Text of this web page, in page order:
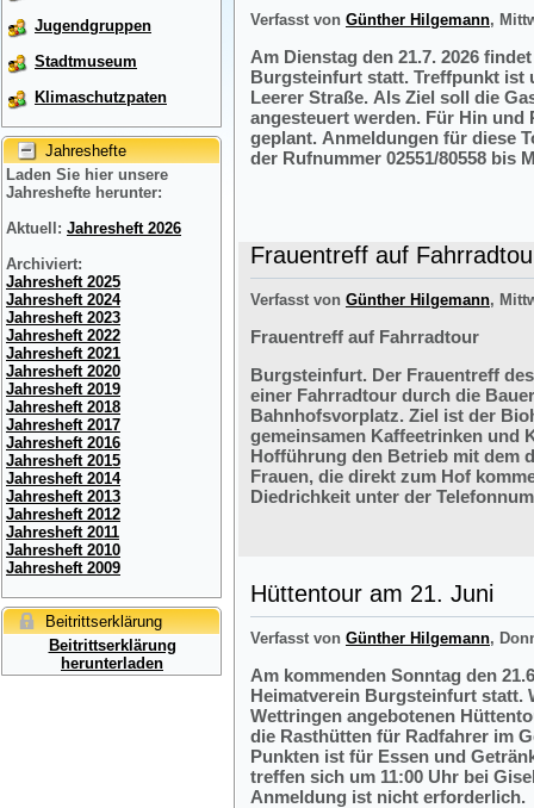
Jugendgruppen
Stadtmuseum
Klimaschutzpaten
Jahreshefte
Laden Sie hier unsere
Jahreshefte herunter:
Aktuell: Jahresheft 2026
Archiviert:
Jahresheft 2025
Jahresheft 2024
Jahresheft 2023
Jahresheft 2022
Jahresheft 2021
Jahresheft 2020
Jahresheft 2019
Jahresheft 2018
Jahresheft 2017
Jahresheft 2016
Jahresheft 2015
Jahresheft 2014
Jahresheft 2013
Jahresheft 2012
Jahresheft 2011
Jahresheft 2010
Jahresheft 2009
Beitrittserklärung
Beitrittserklärung
herunterladen
Verfasst von Günther Hilgemann,
Am Dienstag den 21.7. 2026
Burgsteinfurt statt. Treffpunkt ist
Leerer Straße. Als Ziel soll die
angesteuert werden. Für Hin und
geplant. Anmeldungen für diese
der Rufnummer 02551/80558 bis
Frauentreff auf
Verfasst von Günther Hilgemann,
Frauentreff auf Fahrradtour
Burgsteinfurt. Der Frauentreff
einer Fahrradtour durch die
Bahnhofsvorplatz. Ziel ist der
gemeinsamen Kaffeetrinken und
Hofführung den Betrieb mit dem
Frauen, die direkt zum Hof
Diedrichkeit unter der
Hüttentour am 21. Juni
Verfasst von Günther Hilgemann,
Am kommenden Sonntag den
Heimatverein Burgsteinfurt statt.
Wettringen angebotenen
die Rasthütten für Radfahrer im
Punkten ist für Essen und
treffen sich um 11:00 Uhr bei
Anmeldung ist nicht erforderlich.